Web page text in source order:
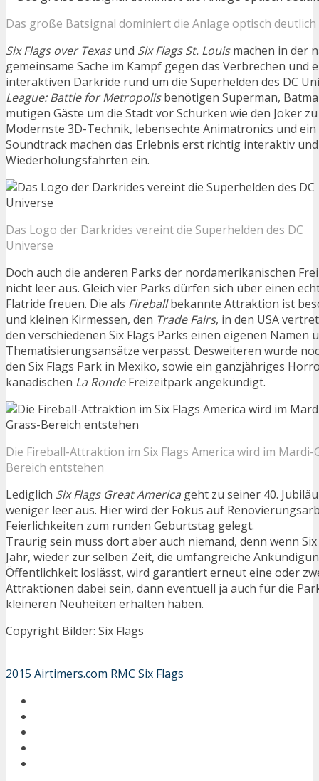
Das große Batsignal dominiert die Anlage optisch deutlich
Six Flags over Texasund Six Flags St. Louismachen in der
gemeinsame Sache im Kampf gegen das Verbrechen und
interaktiven Darkride rund um die Superhelden des DC
League: Battle for Metropolisbenötigen Superman,
mutigen Gäste um die Stadt vor Schurken wie den Joker
Modernste 3D-Technik, lebensechte Animatronics und
Soundtrack machen das Erlebnis erst richtig interaktiv
Wiederholungsfahrten ein.
Das Logo der Darkrides vereint die Superhelden des DC
Universe
Doch auch die anderen Parks der nordamerikanischen
nicht leer aus. Gleich vier Parks dürfen sich über einen
Flatride freuen. Die als Fireballbekannte Attraktion ist
und kleinen Kirmessen, den Trade Fairs, in den USA
den verschiedenen Six Flags Parks einen eigenen Namen
Thematisierungsansätze verpasst. Desweiteren wurde
den Six Flags Park in Mexiko, sowie ein ganzjähriges
kanadischen La RondeFreizeitpark angekündigt.
Die Fireball-Attraktion im Six Flags America wird im Mardi-
Bereich entstehen
Lediglich Six Flags Great America geht zu seiner 40.
weniger leer aus. Hier wird der Fokus auf
Feierlichkeiten zum runden Geburtstag gelegt.
Traurig sein muss dort aber auch niemand, denn wenn
Jahr, wieder zur selben Zeit, die umfangreiche
Öffentlichkeit loslässt, wird garantiert erneut eine oder
Attraktionen dabei sein, dann eventuell ja auch für die
kleineren Neuheiten erhalten haben.
Copyright Bilder: Six Flags
2015 Airtimers.com RMC Six Flags